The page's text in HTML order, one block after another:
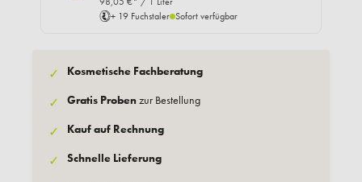
+ 19 Fuchstaler Sofort verfügbar
✓ Kosmetische Fachberatung
✓ Gratis Probenzur Bestellung
✓ Kauf auf Rechnung
✓ Schnelle Lieferung